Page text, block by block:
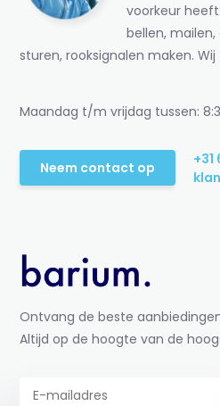
voorkeur
bellen,
sturen, rooksignalen maken. Wij
Maandag t/m vrijdag tussen:
Neem contact op
Ontvang de beste
Altijd op de hoogte van de